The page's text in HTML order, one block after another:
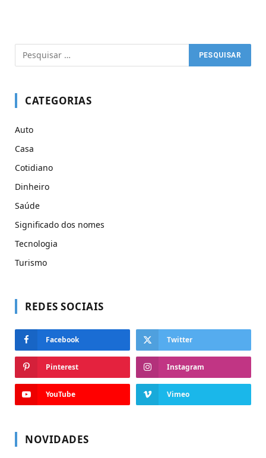
CATEGORIAS
Auto
Casa
Cotidiano
Dinheiro
Saúde
Significado dos nomes
Tecnologia
Turismo
REDES SOCIAIS
Facebook Twitter
Pinterest Instagram
YouTube Vimeo
NOVIDADES